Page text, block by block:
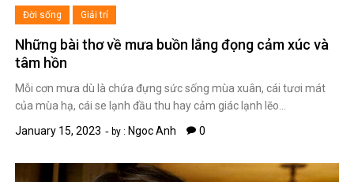
Đời sống Giải trí
Những bài thơ về mưa buồn lắng đọng cảm xúc và
tâm hồn
Mỗi cơn mưa dù là chứa đựng sức sống mùa xuân, cái tươi mát
của mùa hạ, cái se lạnh đầu thu hay cảm giác lạnh lẽo…
January 15, 2023
by : Ngoc Anh 0